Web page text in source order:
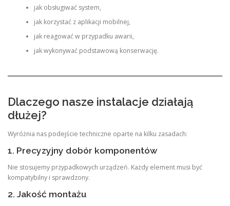
jak obsługiwać system,
jak korzystać z aplikacji mobilnej,
jak reagować w przypadku awarii,
jak wykonywać podstawową konserwację.
Dlaczego nasze instalacje działają
dłużej?
Wyróżnia nas podejście techniczne oparte na kilku zasadach:
1. Precyzyjny dobór komponentów
Nie stosujemy przypadkowych urządzeń. Każdy element musi być
kompatybilny i sprawdzony.
2. Jakość montażu